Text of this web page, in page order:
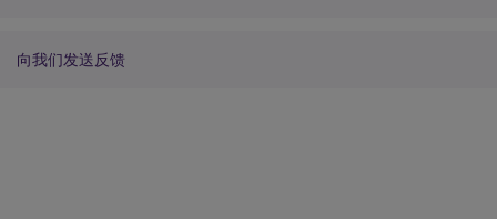
向我们发送反馈